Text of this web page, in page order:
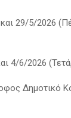
29/5/2026
4/6/2026
Δημοτικό